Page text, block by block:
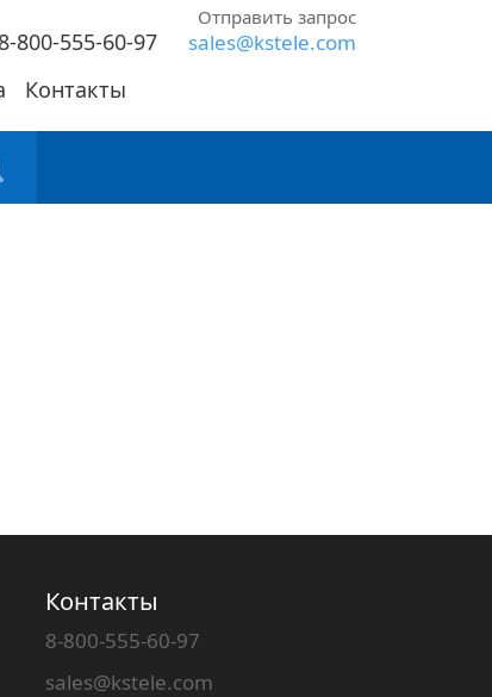
8-800-555-60-97 sales@kstele.com
Отправить запрос
Контакты
Контакты
8-800-555-60-97
sales@kstele.com